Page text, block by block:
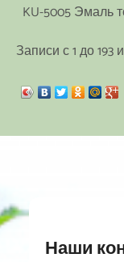
KU-5005 Эмаль
Записи с 1 до 193
Наши